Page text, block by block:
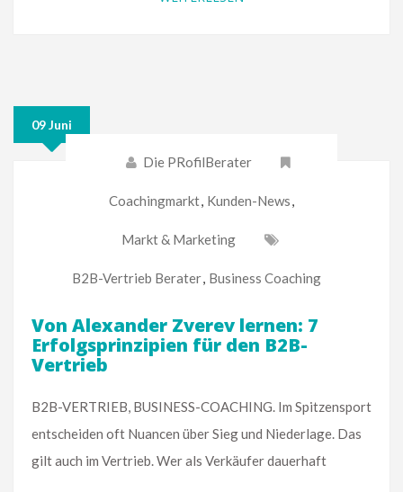
09 Juni
Die PRofilBerater
Coachingmarkt, Kunden-News,
Markt & Marketing
B2B-Vertrieb Berater, Business Coaching
Von Alexander Zverev lernen: 7
Erfolgsprinzipien für den B2B-
Vertrieb
B2B-VERTRIEB, BUSINESS-COACHING. Im Spitzensport
entscheiden oft Nuancen über Sieg und Niederlage. Das
gilt auch im Vertrieb. Wer als Verkäufer dauerhaft